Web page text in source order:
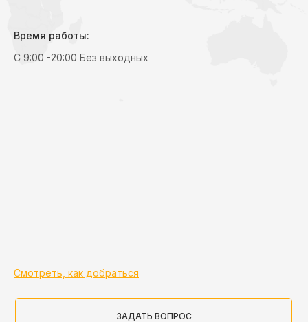
Время работы:
Смотреть, как добраться
С 9:00 -20:00 Без выходных
ЗАДАТЬ ВОПРОС